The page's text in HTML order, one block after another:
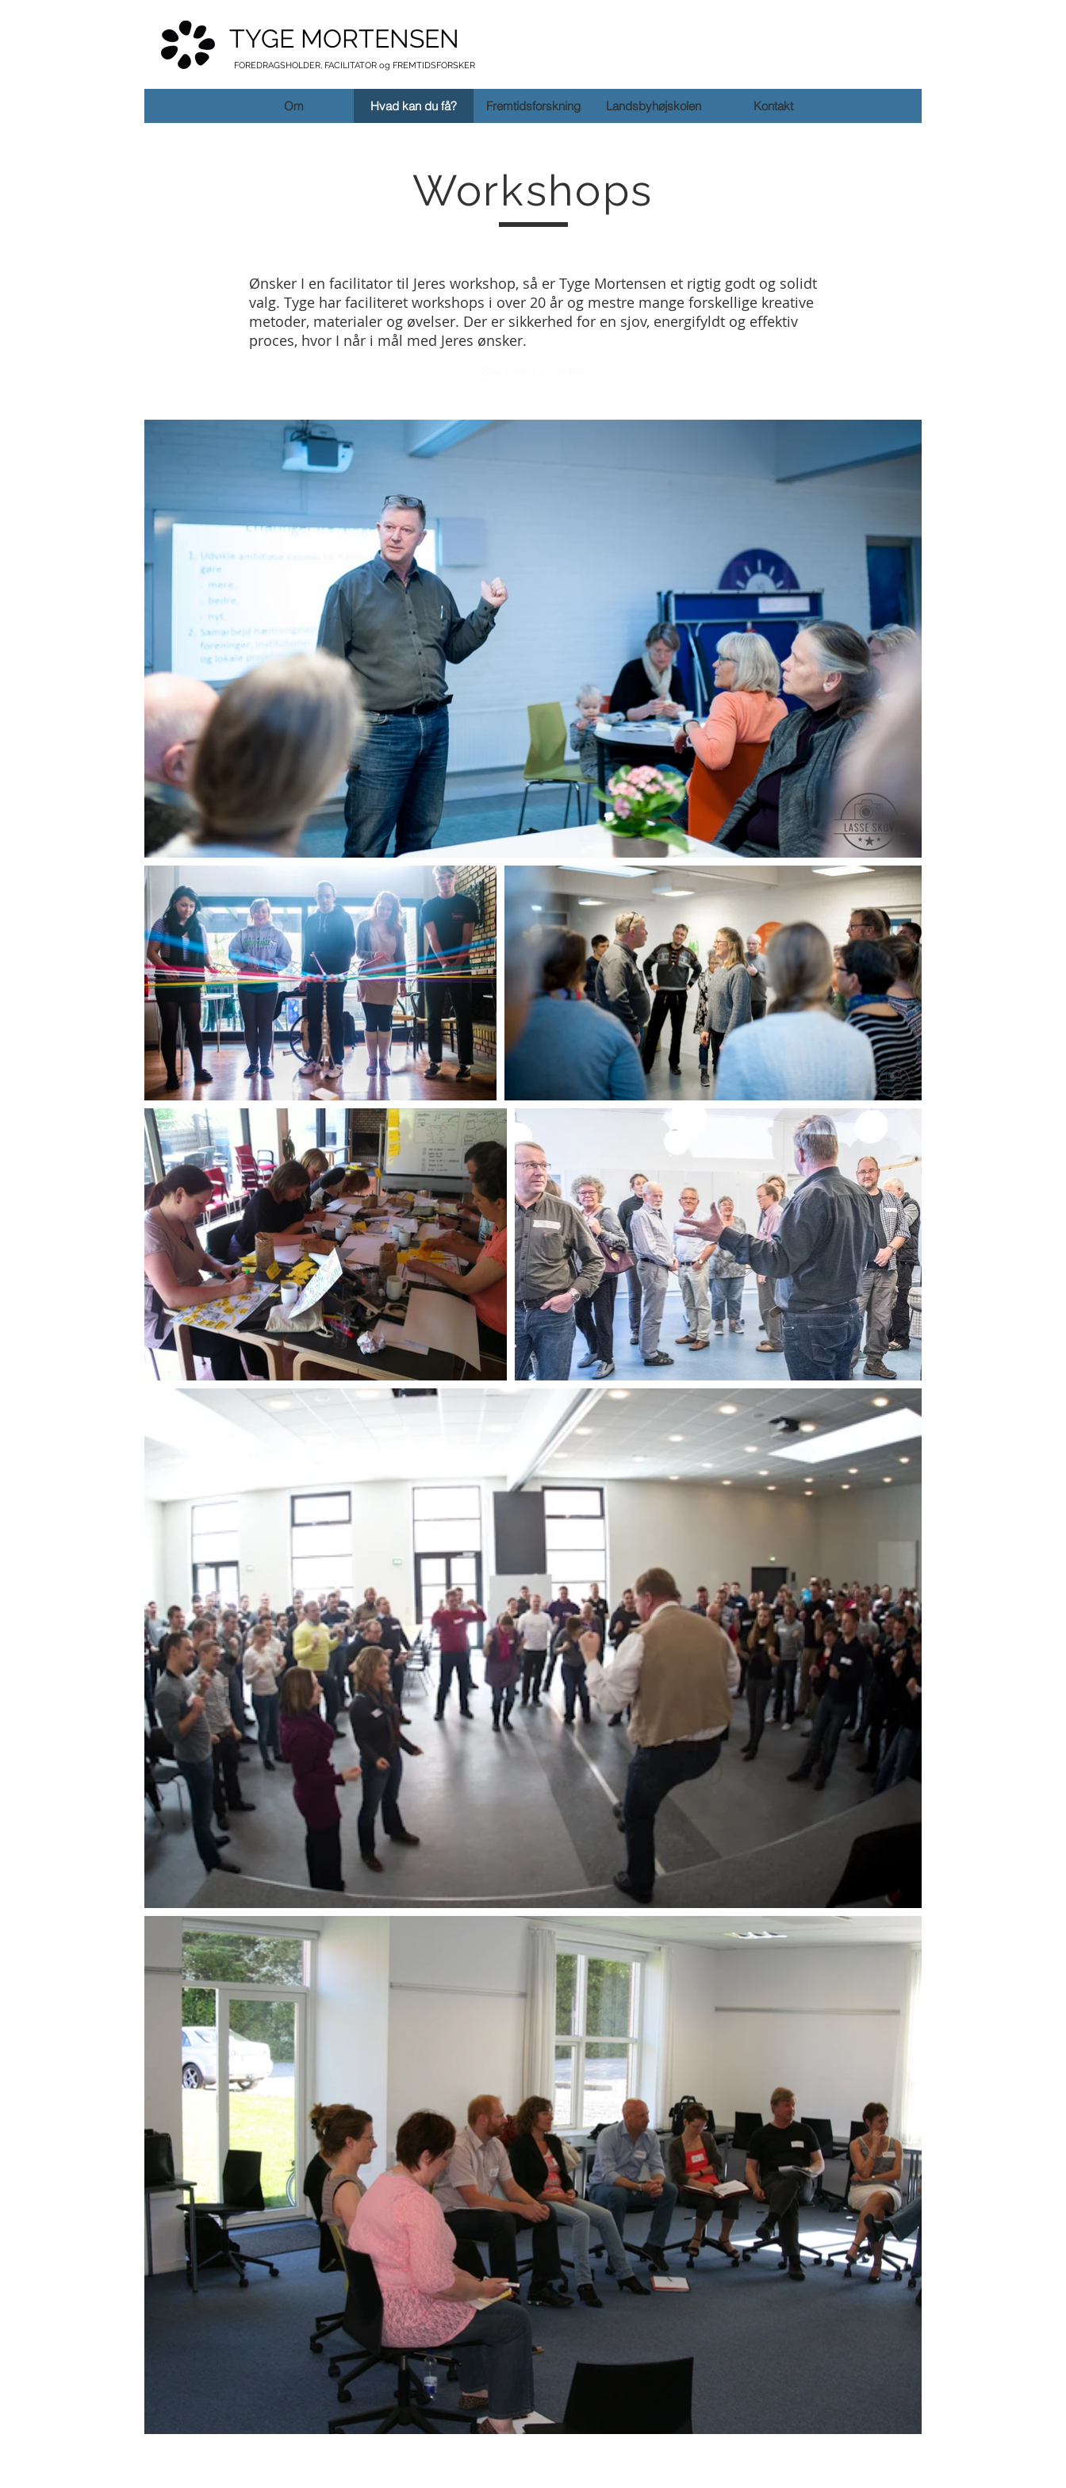
TYGE MORTENSEN
FOREDRAGSHOLDER, FACILITATOR og FREMTIDSFORSKER
Om Hvad kan du få? Fremtidsforskning Landsbyhøjskolen Kontakt
Workshops
Ønsker I en facilitator til Jeres workshop, så er Tyge Mortensen et rigtig godt og solidt
valg. Tyge har faciliteret workshops i over 20 år og mestre mange forskellige kreative
metoder, materialer og øvelser. Der er sikkerhed for en sjov, energifyldt og effektiv
proces, hvor I når i mål med Jeres ønsker.